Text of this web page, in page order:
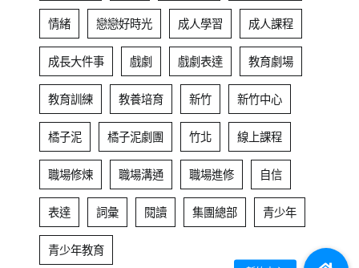
情緒 戀戀好時光 成人學習 成人課程
成長大件事 戲劇 戲劇表達 教育劇場
教育訓練 教養培育 新竹 新竹中心
橘子泥 橘子泥劇團 竹北 線上課程
職場修煉 職場溝通 職場進修 自信
表達 詞彙 閱讀 集團總部 青少年
青少年教育